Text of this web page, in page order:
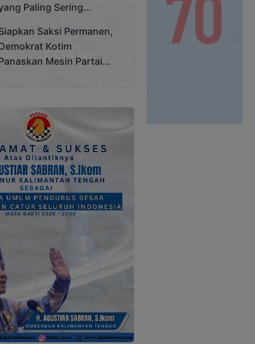
Paling Sering
Saksi Permanen,
Kotim
Mesin Partai